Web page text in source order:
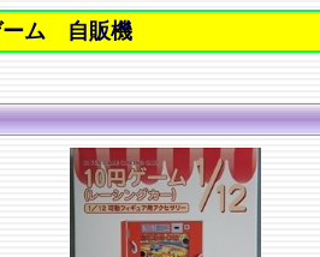
ーム 自販機